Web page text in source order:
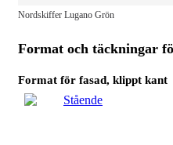
Nordskiffer Lugano Grön
Format och täckningar
Format för fasad, klippt kant